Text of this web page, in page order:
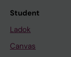
Student
Ladok
Canvas